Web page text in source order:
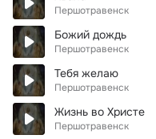
Першотравенск
Божий дождь
Першотравенск
Тебя желаю
Першотравенск
Жизнь во Христе
Першотравенск